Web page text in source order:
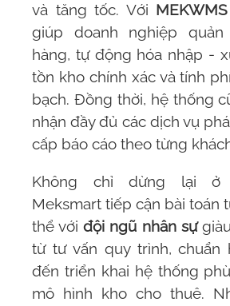
và tăng tốc. Với MEKWMS
giúp doanh nghiệp
hàng, tự động hóa nhập -
tồn kho chính xác và tính
bạch. Đồng thời, hệ thống
nhận đầy đủ các dịch vụ
cấp báo cáo theo từng
Không chỉ dừng lại ở
Meksmart tiếp cận bài toán
thể vớiđội ngũ nhân sự
từ tư vấn quy trình, chuẩn
đến triển khai hệ thống
mô hình kho cho thuê.